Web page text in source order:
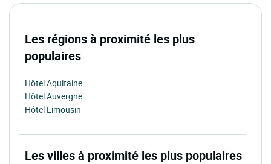
Les régions à proximité les plus
populaires
Hôtel Aquitaine
Hôtel Auvergne
Hôtel Limousin
Les villes à proximité les plus populaires